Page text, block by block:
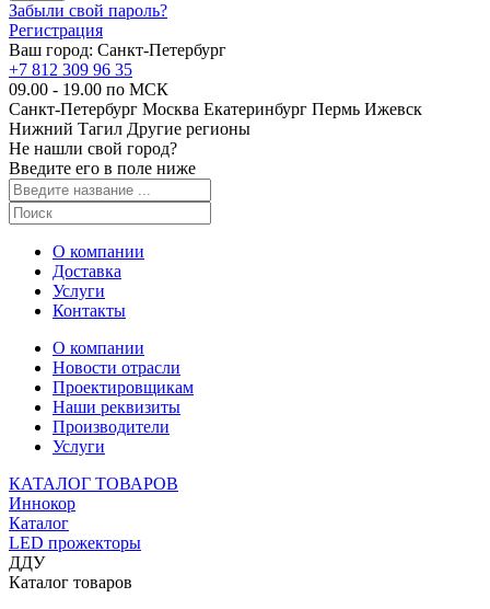
Забыли свой пароль?
Регистрация
Ваш город: Санкт-Петербург
+7 812 309 96 35
09.00 - 19.00 по МСК
Санкт-Петербург Москва Екатеринбург Пермь Ижевск
Нижний Тагил Другие регионы
Не нашли свой город?
Введите его в поле ниже
О компании
Доставка
Услуги
Контакты
О компании
Новости отрасли
Проектировщикам
Наши реквизиты
Производители
Услуги
КАТАЛОГ ТОВАРОВ
Иннокор
Каталог
LED прожекторы
ДДУ
Каталог товаров